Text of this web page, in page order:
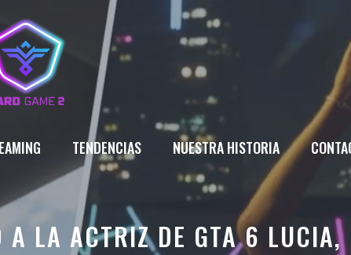
TENDENCIAS NUESTRA HISTORIA
A LA ACTRIZ DE GTA 6 LUCIA,